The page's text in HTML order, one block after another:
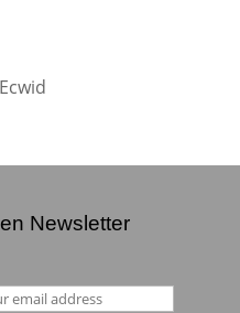
Newsletter